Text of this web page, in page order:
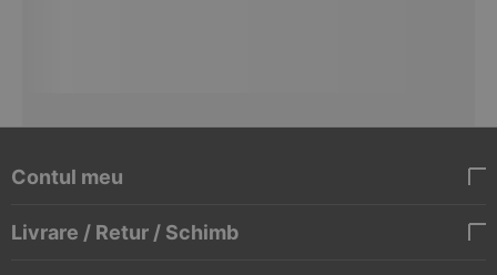
Contul meu
Livrare / Retur / Schimb